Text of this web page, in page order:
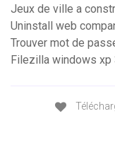
Jeux de ville a
Uninstall web
Trouver mot de
Filezilla windows